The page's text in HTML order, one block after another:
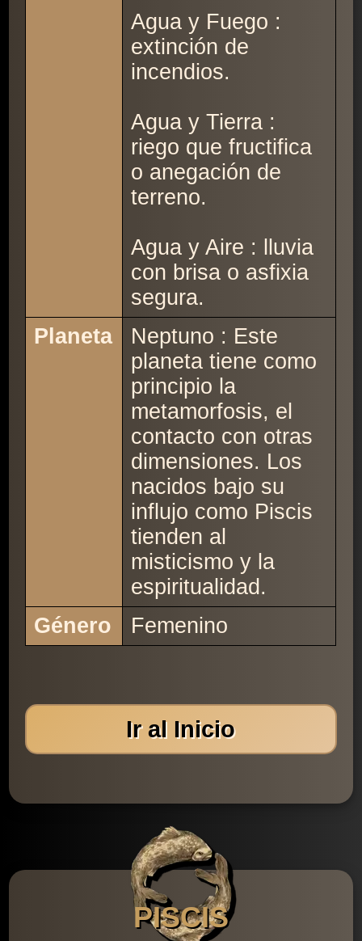
Agua y Fuego :
extinción de
incendios.
Agua y Tierra :
riego que fructifica
o anegación de
terreno.
Agua y Aire : lluvia
con brisa o asfixia
segura.
Planeta
Neptuno : Este
planeta tiene como
principio la
metamorfosis, el
contacto con otras
dimensiones. Los
nacidos bajo su
influjo como Piscis
tienden al
misticismo y la
espiritualidad.
Género
Femenino
Ir al Inicio
PISCIS